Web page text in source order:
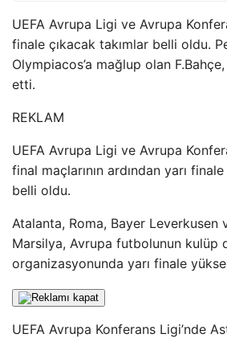
UEFA Avrupa Ligi ve Avrupa
finale çıkacak takımlar belli oldu.
Olympiacos’a mağlup olan
etti.
REKLAM
UEFA Avrupa Ligi ve Avrupa
final maçlarının ardından yarı
belli oldu.
Atalanta, Roma, Bayer Leverkusen
Marsilya, Avrupa futbolunun kulüp
organizasyonunda yarı finale
UEFA Avrupa Konferans Ligi’nde